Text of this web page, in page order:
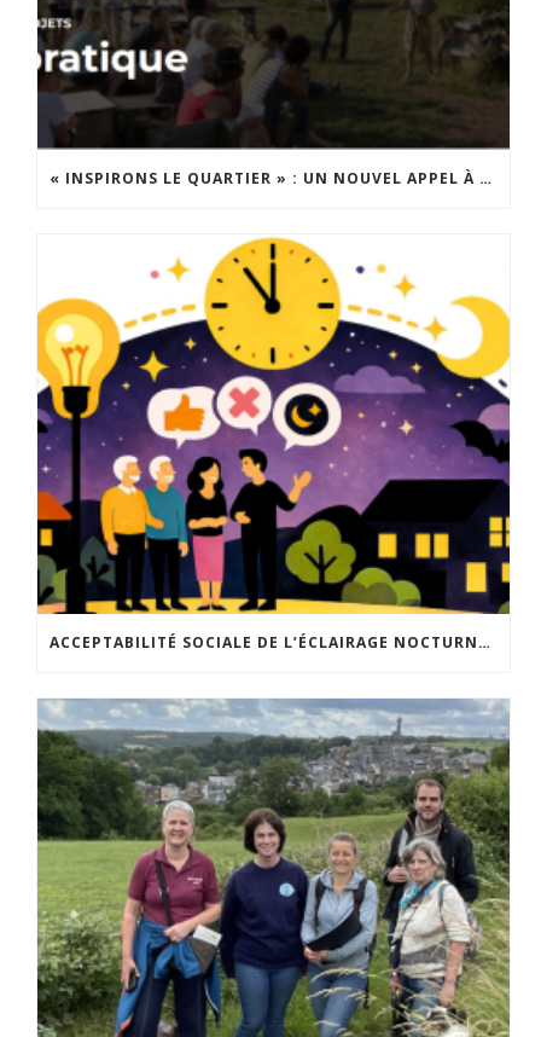
« INSPIRONS LE QUARTIER » : UN NOUVEL APPEL À PROJETS EST LANCÉ !
ACCEPTABILITÉ SOCIALE DE L’ÉCLAIRAGE NOCTURNE : LE REPLAY EST DISPONIBLE